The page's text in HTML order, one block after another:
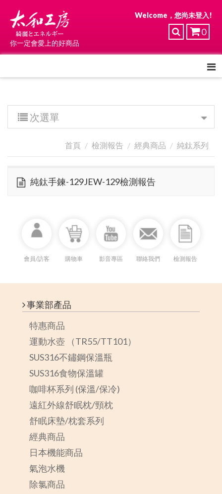
你一定會愛上的好商品
0
Welcome，您尚未登入!
次選單
首頁 檢測報告 經典商品 純鈦系列
純鈦手鍊-129JEW-129檢測報告
會員/訪客 購物車 影音專區 聯絡我們 檢測報告
事業部產品
特惠商品
運動水壺 （TR55/TT101）
SUS316不鏽鋼保溫瓶
SUS316食物保溫罐
咖啡杯系列 (保溫/保冷)
遠紅外線舒眠枕/頸枕
舒眠床墊/枕套系列
經典商品
日本機能商品
氣泡水機
除氯商品